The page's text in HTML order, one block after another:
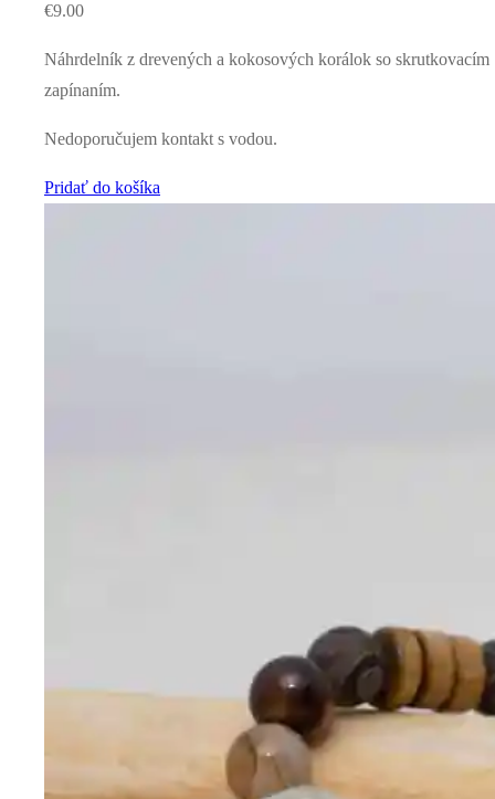
€9.00
Náhrdelník z drevených a kokosových korálok so skrutkovacím
zapínaním.
Nedoporučujem kontakt s vodou.
Pridať do košíka